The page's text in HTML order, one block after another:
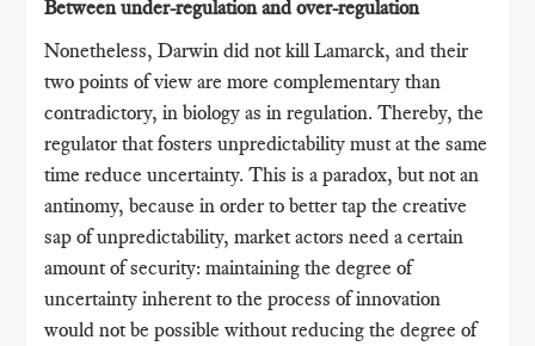
Between under-regulation and over-regulation
Nonetheless, Darwin did not kill Lamarck, and their
two points of view are more complementary than
contradictory, in biology as in regulation. Thereby, the
regulator that fosters unpredictability must at the same
time reduce uncertainty. This is a paradox, but not an
antinomy, because in order to better tap the creative
sap of unpredictability, market actors need a certain
amount of security: maintaining the degree of
uncertainty inherent to the process of innovation
would not be possible without reducing the degree of